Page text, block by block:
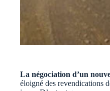
La négociation d’un
éloigné des revendications